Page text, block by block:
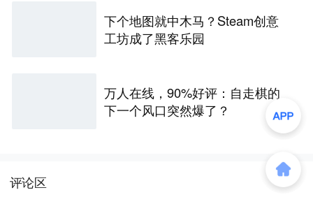
下个地图就中木马？Steam创意
工坊成了黑客乐园
万人在线，90%好评：自走棋的
下一个风口突然爆了？
评论区